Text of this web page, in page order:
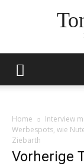
Home
Interview
Werbespots, wie
Ziebarth
Vorherige